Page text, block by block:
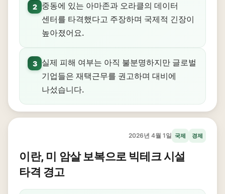
2
중동에 있는 아마존과 오라클의 데이터
센터를 타격했다고 주장하며 국제적 긴장이
높아졌어요.
3
실제 피해 여부는 아직 불분명하지만 글로벌
기업들은 재택근무를 권고하며 대비에
나섰습니다.
2026년 4월 1일 국제 경제
이란, 미 암살 보복으로 빅테크 시설
타격 경고